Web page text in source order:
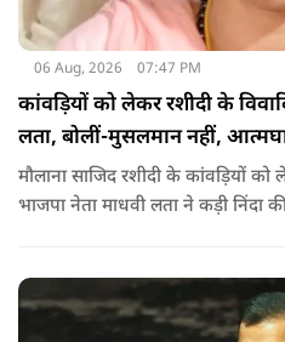
06 Aug, 2026 07:47 PM
कांवड़ियों को लेकर रशीदी के
लता, बोलीं-मुसलमान नहीं,
मौलाना साजिद रशीदी के कांवड़ियों
भाजपा नेता माधवी लता ने कड़ी निंदा